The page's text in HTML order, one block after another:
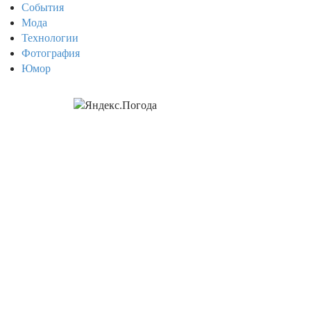
События
Мода
Технологии
Фотография
Юмор